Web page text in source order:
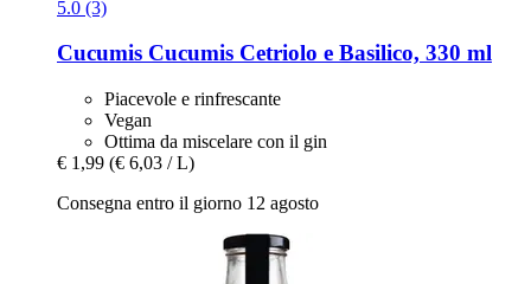
5.0 (3)
Cucumis Cucumis Cetriolo e Basilico, 330 ml
Piacevole e rinfrescante
Vegan
Ottima da miscelare con il gin
€ 1,99 (€ 6,03 / L)
Consegna entro il giorno 12 agosto